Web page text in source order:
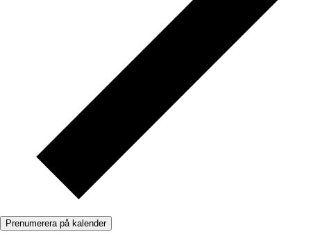
Prenumerera på kalender